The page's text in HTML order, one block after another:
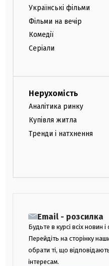
Українські фільми
Фільми на вечір
Комедії
Серіали
Нерухомість
Аналітика ринку
Купівля житла
Тренди і натхнення
Email - розсилка
Будьте в курсі всіх новин
Перейдіть на сторінку
обрати ті, що
інтересам.